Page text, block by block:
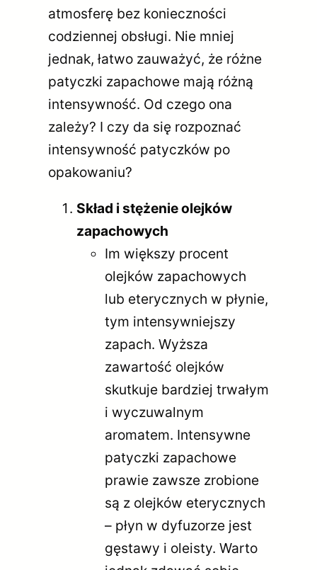
atmosferę bez konieczności
codziennej obsługi. Nie mniej
jednak, łatwo zauważyć, że różne
patyczki zapachowe mają różną
intensywność. Od czego ona
zależy? I czy da się rozpoznać
intensywność patyczków po
opakowaniu?
Skład i stężenie olejków
zapachowych
Im większy procent
olejków zapachowych
lub eterycznych w płynie,
tym intensywniejszy
zapach. Wyższa
zawartość olejków
skutkuje bardziej trwałym
i wyczuwalnym
aromatem. Intensywne
patyczki zapachowe
prawie zawsze zrobione
są z olejków eterycznych
– płyn w dyfuzorze jest
gęstawy i oleisty. Warto